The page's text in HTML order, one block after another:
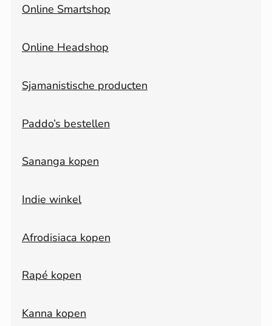
Online Smartshop
Online Headshop
Sjamanistische producten
Paddo’s bestellen
Sananga kopen
Indie winkel
Afrodisiaca kopen
Rapé kopen
Kanna kopen